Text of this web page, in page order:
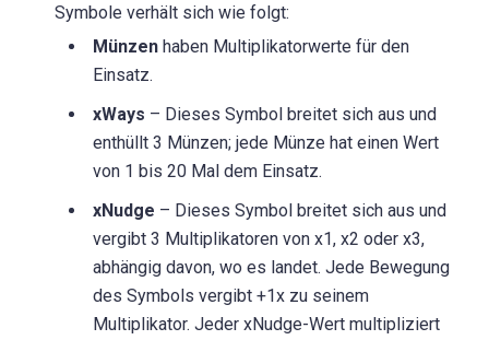
Symbole verhält sich wie folgt:
Münzen haben Multiplikatorwerte für den
Einsatz.
xWays – Dieses Symbol breitet sich aus und
enthüllt 3 Münzen; jede Münze hat einen Wert
von 1 bis 20 Mal dem Einsatz.
xNudge – Dieses Symbol breitet sich aus und
vergibt 3 Multiplikatoren von x1, x2 oder x3,
abhängig davon, wo es landet. Jede Bewegung
des Symbols vergibt +1x zu seinem
Multiplikator. Jeder xNudge-Wert multipliziert